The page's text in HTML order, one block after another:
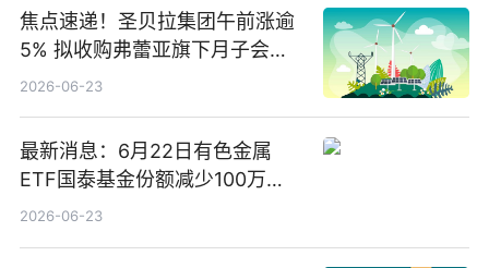
焦点速递！圣贝拉集团午前涨逾
5% 拟收购弗蕾亚旗下月子会所
业务少数股权
2026-06-23
最新消息：6月22日有色金属
ETF国泰基金份额减少100万
份，重仓股紫金矿业、洛阳钼
2026-06-23